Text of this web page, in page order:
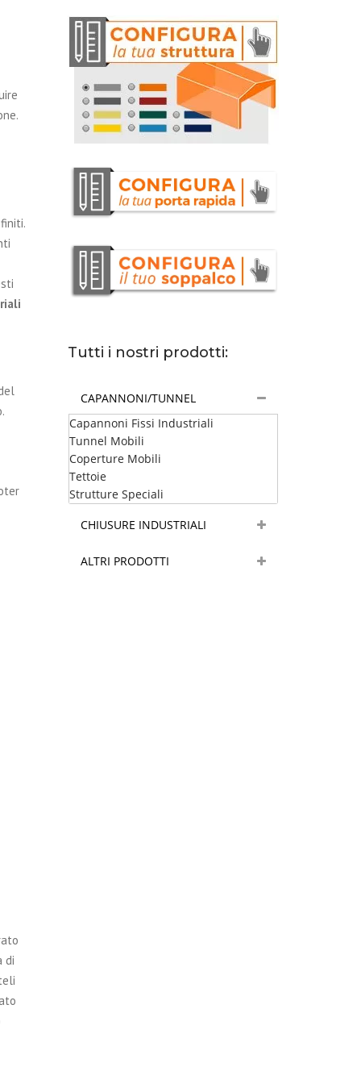
di
Tutti i nostri prodotti:
CAPANNONI/TUNNEL
Capannoni Fissi Industriali
Tunnel Mobili
Coperture Mobili
Tettoie
Strutture Speciali
CHIUSURE INDUSTRIALI
ALTRI PRODOTTI